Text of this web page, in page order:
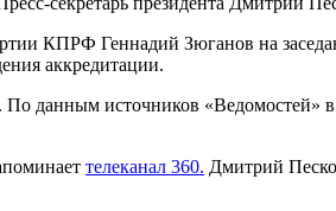
КПРФ Геннадий Зюганов на
аккредитации.
данным источников «Ведомостей»
телеканал 360. Дмитрий